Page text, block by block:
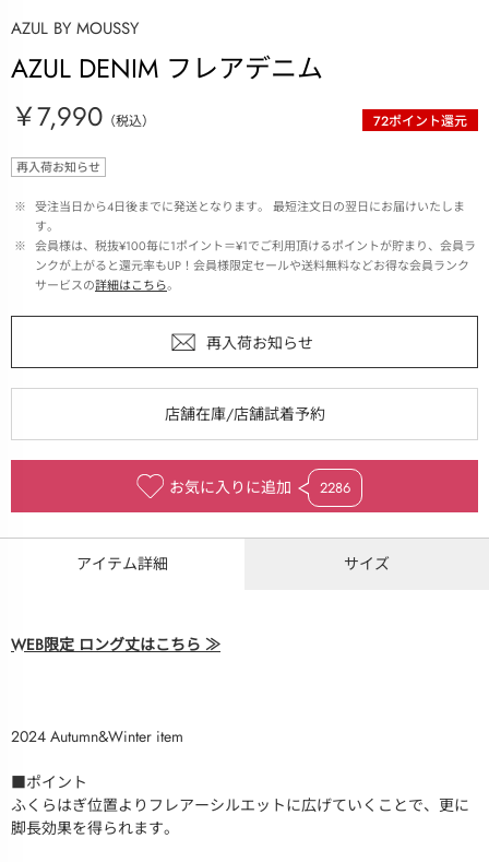
AZUL BY MOUSSY
AZUL DENIM フレアデニム
￥7,990 （税込） 72ポイント還元
再入荷お知らせ
※ 受注当日から4日後までに発送となります。 最短注文日の翌日にお届けいたしま
す。
※ 会員様は、税抜¥100毎に1ポイント＝¥1でご利用頂けるポイントが貯まり、会員ラ
ンクが上がると還元率もUP！会員様限定セールや送料無料などお得な会員ランク
サービスの詳細はこちら。
お気に入りに追加 2286
アイテム詳細 サイズ
WEB限定 ロング丈はこちら ≫
2024 Autumn&Winter item
■ポイント
ふくらはぎ位置よりフレアーシルエットに広げていくことで、更に
脚長効果を得られます。